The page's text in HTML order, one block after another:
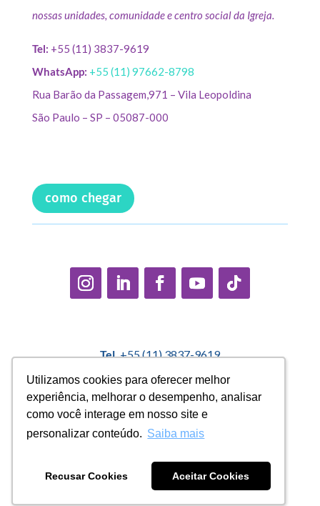
Utilizamos cookies para oferecer melhor
experiência, melhorar o desempenho, analisar
como você interage em nosso site e
personalizar conteúdo. Saiba mais
Recusar Cookies Aceitar Cookies
Utilizamos cookies para oferecer melhor
experiência, melhorar o desempenho, analisar
como você interage em nosso site e
personalizar conteúdo. Saiba mais
Recusar Cookies Aceitar Cookies
nossas unidades, comunidade e centro social da Igreja.
Tel: +55 (11) 3837-9619
WhatsApp: +55 (11) 97662-8798
Rua Barão da Passagem,971 – Vila Leopoldina
São Paulo – SP – 05087-000
como chegar
Tel.+55 (11) 3837-9619
Política Interna de Proteção de Dados |Encarregado de
Dados: Marcelo Correa |
denuncias@casadopequenocidadao.org.br